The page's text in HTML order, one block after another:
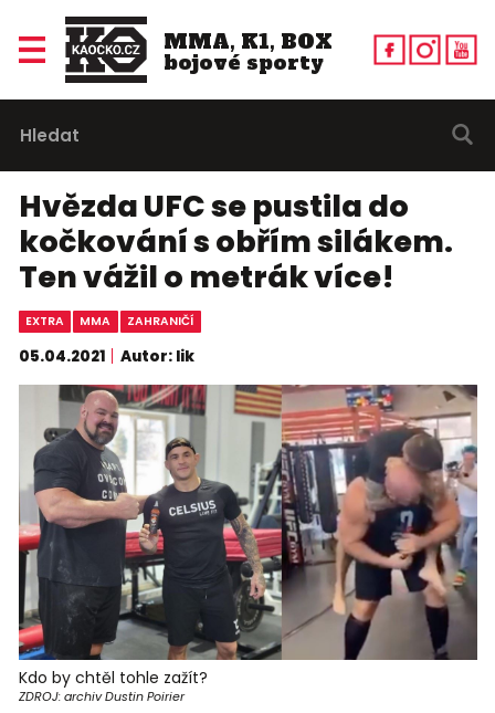
MMA, K1, BOX
bojové sporty
Hvězda UFC se pustila do
kočkování s obřím silákem.
Ten vážil o metrák více!
EXTRA MMA ZAHRANIČÍ
05.04.2021 Autor: lik
Kdo by chtěl tohle zažít?
ZDROJ: archiv Dustin Poirier